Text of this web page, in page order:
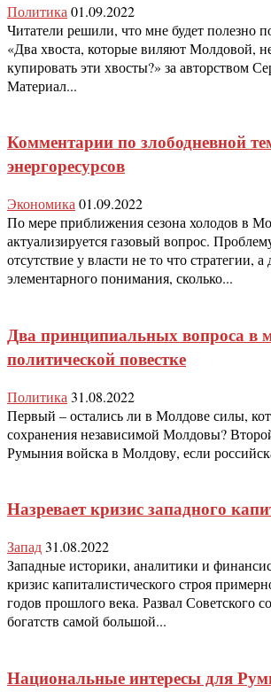
Политика 01.09.2022
Читатели решили, что мне будет полезно
«Два хвоста, которые виляют Молдовой,
купировать эти хвосты?» за авторством
Материал...
Комментарии по злободневной
энергоресурсов
Экономика 01.09.2022
По мере приближения сезона холодов в
актуализируется газовый вопрос.
отсутствие у власти не то что стратегии, а
элементарного понимания, сколько...
Два принципиальных вопроса в
политической повестке
Политика 31.08.2022
Первый – остались ли в Молдове силы,
сохранения независимой Молдовы?
Румыния войска в Молдову, если
Назревает кризис западного
Запад31.08.2022
Западные историки, аналитики и
кризис капиталистического строя
годов прошлого века. Развал Советского
богатств самой большой...
Национальные интересы для